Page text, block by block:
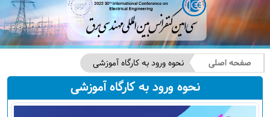
صفحه اصلی نحوه ورود به کارگاه آموزشی
نحوه ورود به کارگاه آموزشی